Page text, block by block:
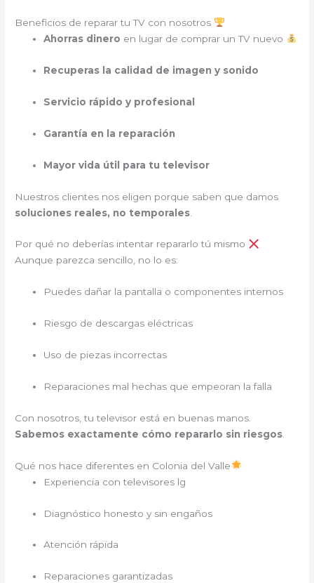
Beneficios de reparar tu TV con nosotros
Ahorras dinero en lugar de comprar un TV nuevo
Recuperas la calidad de imagen y sonido
Servicio rápido y profesional
Garantía en la reparación
Mayor vida útil para tu televisor
Nuestros clientes nos eligen porque saben que damos
soluciones reales, no temporales
Por qué no deberías intentar repararlo tú mismo
Aunque parezca sencillo, no lo es:
Puedes dañar la pantalla o componentes internos
Riesgo de descargas eléctricas
Uso de piezas incorrectas
Reparaciones mal hechas que empeoran la falla
Con nosotros, tu televisor está en buenas manos.
Sabemos exactamente cómo repararlo sin riesgos
Qué nos hace diferentes en Colonia del Valle
Experiencia con televisores lg
Diagnóstico honesto y sin engaños
Atención rápida
Reparaciones garantizadas